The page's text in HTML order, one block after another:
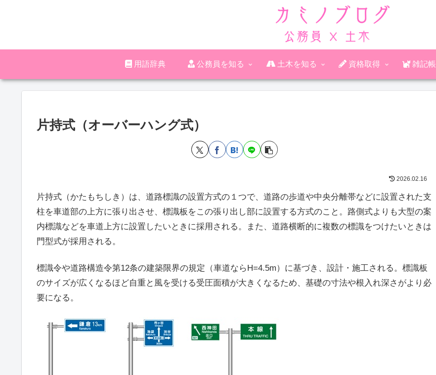
用語辞典 ‪︎‬‪︎公務員を知る 土木を知る 資格取得 雑記帳
片持式（オーバーハング式）
2026.02.16
片持式（かたもちしき）は、道路標識の設置方式の１つで、道路の歩道や中央分離帯などに設置された支
柱を車道部の上方に張り出させ、標識板をこの張り出し部に設置する方式のこと。路側式よりも大型の案
内標識などを車道上方に設置したいときに採用される。また、道路横断的に複数の標識をつけたいときは
門型式が採用される。
標識令や道路構造令第12条の建築限界の規定（車道ならH=4.5m）に基づき、設計・施工される。標識板
のサイズが広くなるほど自重と風を受ける受圧面積が大きくなるため、基礎の寸法や根入れ深さがより必
要になる。